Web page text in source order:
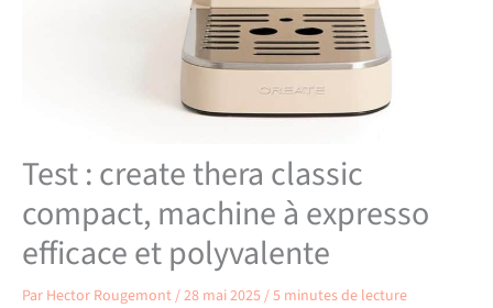
Test : create thera classic
compact, machine à expresso
efficace et polyvalente
Par Hector Rougemont/28 mai 2025/5 minutes de lecture